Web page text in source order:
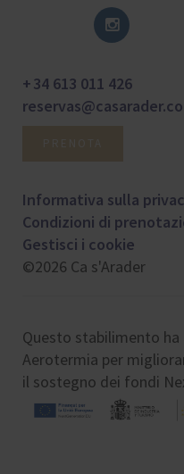
+ 34 613 011 426
Informativa sulla
Condizioni di
Gestisci i cookie
©2026 Ca s'Arader
Questo stabilimento
Aerotermia per
il sostegno dei fondi